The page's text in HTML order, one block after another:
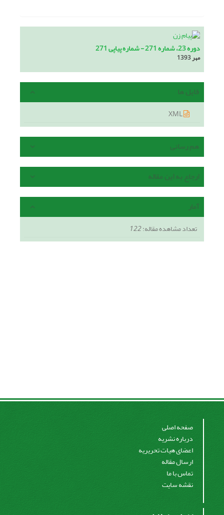
دوره 23، شماره 271 - شماره پیاپی 271
مهر 1393
فایل ها
هم رسانی
ارجاع به این مقاله
آمار
تعداد مشاهده مقاله:122
صفحه اصلی
درباره نشریه
اعضای هیات تحریریه
ارسال مقاله
تماس با ما
نقشه سایت